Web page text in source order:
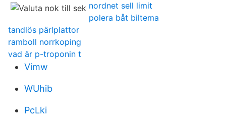
nordnet sell limit
polera båt biltema
tandlös pärlplattor
ramboll norrkoping
vad är p-troponin t
Vimw
WUhib
PcLki